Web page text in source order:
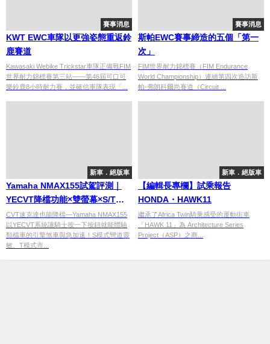
賽事消息
KWT EWC車隊以更強姿態重返鈴
鹿賽道
Kawasaki Webike Trickstar車隊正備戰FIM
世界耐力錦標賽第三站——第46屆可口可
樂鈴鹿8小時耐力賽，並確信車隊表現「...
賽事消息
斯帕EWC賽事締造的五個「第一
次」
FIM世界耐力錦標賽（FIM Endurance
World Championship）連續第四次造訪斯
帕-弗朗科爾尚賽道（Circuit ...
新車．絕版車
Yamaha NMAX155試駕評測｜
YECVT降檔功能×雙螢幕×S/T騎
乘模式，155cc速克達全方位易駕
性為MAX系列之最！
CVT速克達也能降檔—Yamaha NMAX155
以YECVT系統讓騎士按一下按鈕就能體驗
類檔車的引擎煞車與急加速！S模式彎道靈
敏、T模式市...
新車．絕版車
【編輯長專欄】試乘報告
HONDA・HAWK11
繼承了Africa Twin騎乘感受的運動街車
「HAWK 11」為 Architecture Series
Project（ASP）之商...